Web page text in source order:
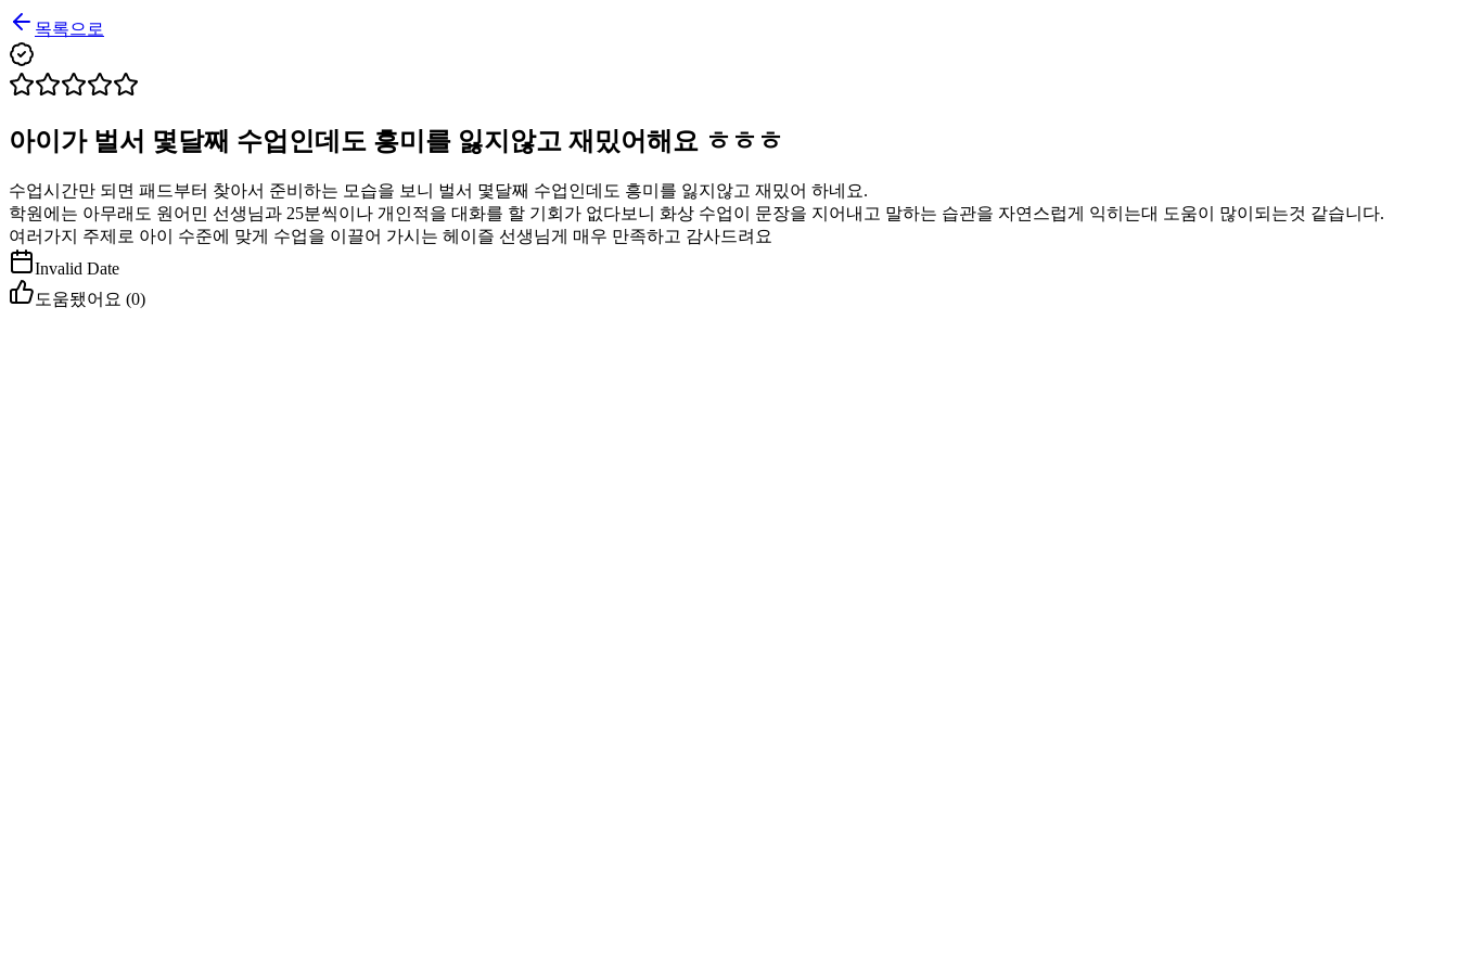
목록으로
아이가 벌서 몇달째 수업인데도 흥미를 잃지않고 재밌어해요 ㅎㅎㅎ
수업시간만 되면 패드부터 찾아서 준비하는 모습을 보니 벌서 몇달째 수업인데도 흥미를 잃지않고 재밌어 하네요.
학원에는 아무래도 원어민 선생님과 25분씩이나 개인적을 대화를 할 기회가 없다보니 화상 수업이 문장을 지어내고 말하는 습관을 자연스럽게 익히는대 도움이 많이되는것 같습니다.
여러가지 주제로 아이 수준에 맞게 수업을 이끌어 가시는 헤이즐 선생님게 매우 만족하고 감사드려요
Invalid Date
도움됐어요 (0)